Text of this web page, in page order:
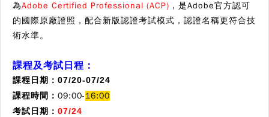
為Adobe Certified Professional (ACP) ，是Adobe官方認可
的國際原廠證照，配合新版認證考試模式，認證名稱更符合技
術水準。
課程及考試日程：
課程日期： 07/20-07/24
課程時間： 09:00-16:00
考試日期： 07/24